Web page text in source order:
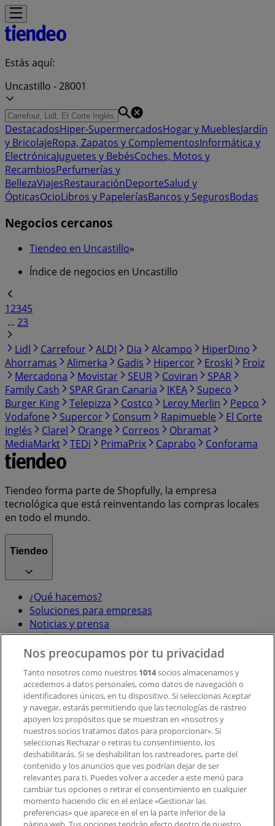
Estás aquí:
Uncastillo - 28001
DestacadosHiper-SupermercadosHogar y MueblesJardín
y BricolajeRopa, Zapatos y ComplementosInformática y
ElectrónicaJuguetes y BebésCoches, Motos y
RecambiosPerfumerías y
BellezaViajesRestauraciónDeporteSalud y
ÓpticasOcioLibros y PapeleríasBancos y SegurosBodas
Negocios cercanos
Tiendeo en Uncastillo»
Índice de negocios en Uncastillo
12345
... 23
Lidl
Carrefour ALDI Dia Alcampo
HiperDino
Ahorramas
Alimerka Gadis Hipercor Eroski
Froiz
Mercadona
Movistar SEUR Coviran
SPAR
Family Cash
SPAR Gran Canaria IKEA
Supeco
Burger King
Telepizza Costco Leroy Merlin
Pepco
Vodafone
Supercor Consum Rapimueble
El Corte
Inglés
Clarel Orange Correos
Obramat
MediaMarkt
TEDi PrimaPrix Caprabo Conforama
Tiendeo forma parte de Shopfully, la empresa
tecnológica que está reinventando las compras locales
en todo el mundo.
Tiendeo
¿Qué hacemos?
Soluciones para empresas
Noticias y prensa
Trabaja con nosotros
Contacto
Contacto comercial y de marketing
Tienda mal colocada en el mapa
Notificar un folleto
¿Encontraste un problema en la web o en la
aplicación?
Índices
Nos preocupamos por tu privacidad
Tanto nosotros como nuestros 1014socios almacenamos y
accedemos a datos personales, como datos de navegación o
identificadores únicos, en tu dispositivo. Si seleccionas Aceptar
y navegar, estarás permitiendo que las tecnologías de rastreo
apoyen los propósitos que se muestran en «nosotros y
nuestros socios tratamos datos para proporcionar». Si
seleccionas Rechazar o retiras tu consentimiento, los
deshabilitarás. Si se deshabilitan los rastreadores, parte del
contenido y los anuncios que ves podrían dejar de ser
relevantes para ti. Puedes volver a acceder a este menú para
cambiar tus opciones o retirar el consentimiento en cualquier
momento haciendo clic en el enlace «Gestionar las
preferencias» que aparece en el en la parte inferior de la